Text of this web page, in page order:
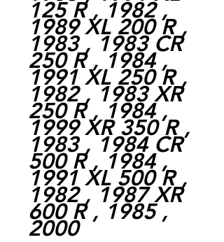
125 R , 1982 ,
1989 XL 200 R ,
1983 , 1983 CR
250 R , 1984 ,
1991 XL 250 R ,
1982 , 1983 XR
250 R , 1984 ,
1999 XR 350 R ,
1983 , 1984 CR
500 R , 1984 ,
1991 XL 500 R ,
1982 , 1987 XR
600 R , 1985 ,
2000